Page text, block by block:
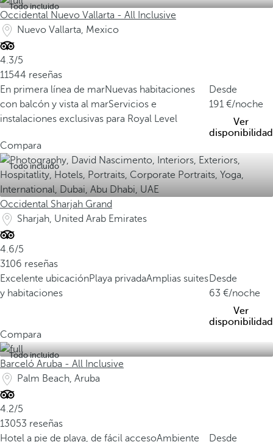
Todo incluido
Occidental Nuevo Vallarta - All Inclusive
Nuevo Vallarta, Mexico
4.3/5
11544 reseñas
En primera línea de marNuevas habitaciones
con balcón y vista al marServicios e
instalaciones exclusivas para Royal Level
Desde
191
/noche
Ver
disponibilidad
Compara
Todo incluido
Occidental Sharjah Grand
Sharjah, United Arab Emirates
4.6/5
3106 reseñas
Excelente ubicaciónPlaya privadaAmplias suites
y habitaciones
Desde
63
/noche
Ver
disponibilidad
Compara
Todo incluido
Barceló Aruba - All Inclusive
Palm Beach, Aruba
4.2/5
13053 reseñas
Hotel a pie de playa, de fácil accesoAmbiente Desde